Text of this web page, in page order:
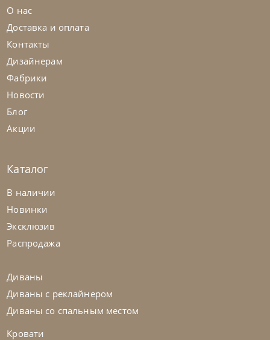
Bontempi
Стул Shape
О нас
Доставка и оплата
Контакты
Дизайнерам
Фабрики
Новости
Блог
Акции
Каталог
В наличии
Новинки
Эксклюзив
Распродажа
Диваны
Диваны с реклайнером
Диваны со спальным местом
Кровати